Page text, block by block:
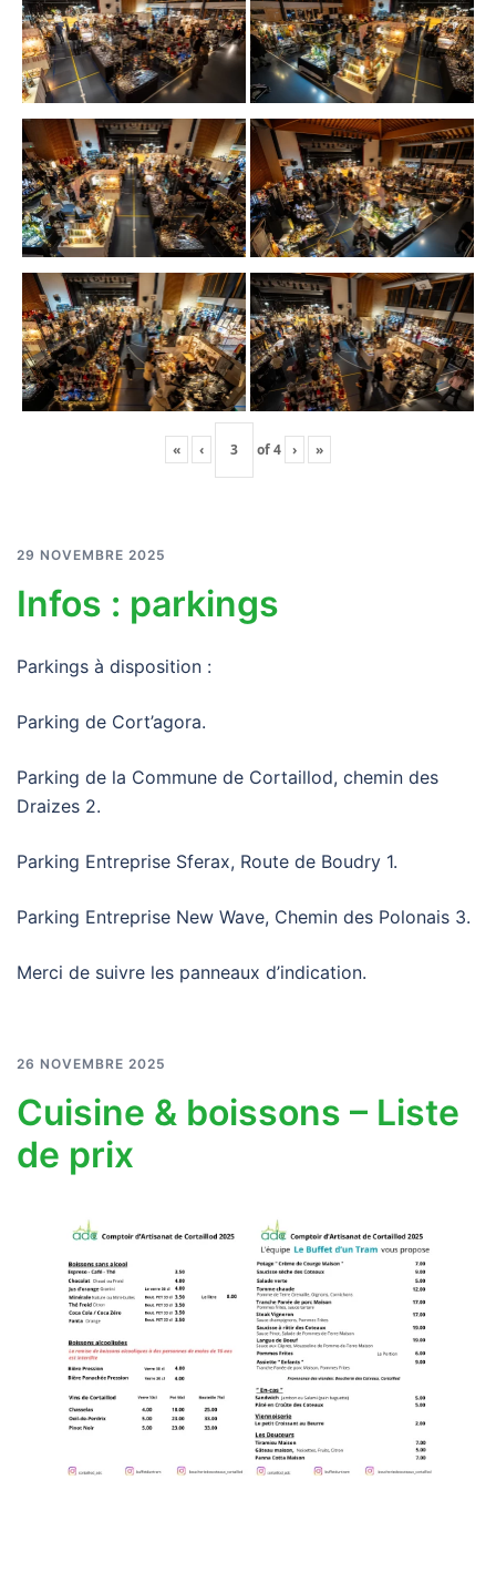
« ‹ of4 › »
29 NOVEMBRE 2025
Infos : parkings
Parkings à disposition :
Parking de Cort’agora.
Parking de la Commune de Cortaillod, chemin des
Draizes 2.
Parking Entreprise Sferax, Route de Boudry 1.
Parking Entreprise New Wave, Chemin des Polonais 3.
Merci de suivre les panneaux d’indication.
26 NOVEMBRE 2025
Cuisine & boissons – Liste
de prix